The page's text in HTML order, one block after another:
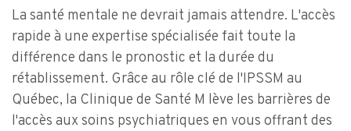
La santé mentale ne devrait jamais attendre. L'accès
rapide à une expertise spécialisée fait toute la
différence dans le pronostic et la durée du
rétablissement. Grâce au rôle clé de l'IPSSM au
Québec, la Clinique de Santé M lève les barrières de
l'accès aux soins psychiatriques en vous offrant des